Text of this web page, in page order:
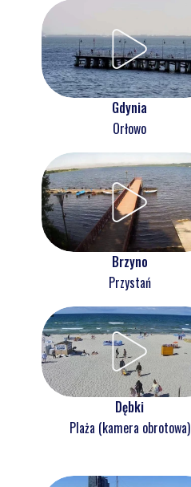
Gdynia
Orłowo
Brzyno
Przystań
Dębki
Plaża (kamera obrotowa)